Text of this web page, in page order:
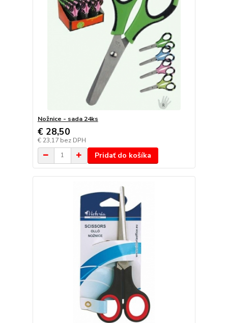
Nožnice - sada 24ks
€ 28,50
€ 23,17 bez DPH
Pridať do košíka